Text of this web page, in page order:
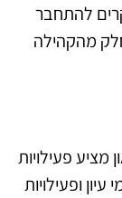
להתחבר
מהקהילה
מציע פעילויות
ופעילויות